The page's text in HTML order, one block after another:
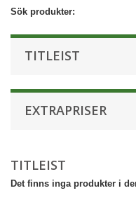
Sök produkter:
TITLEIST
EXTRAPRISER
TITLEIST
Det finns inga produkter i